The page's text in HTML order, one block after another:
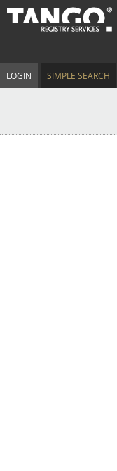
LOGIN SIMPLE SEARCH